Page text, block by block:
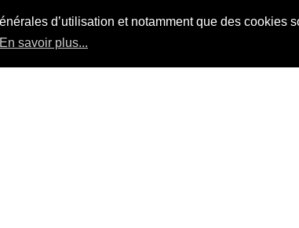
d’utilisation et notamment que des cookies
En savoir plus...